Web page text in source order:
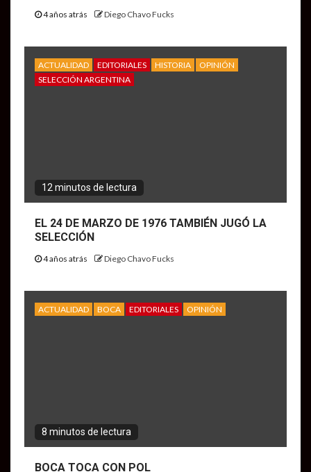
4 años atrás Diego Chavo Fucks
ACTUALIDAD EDITORIALES HISTORIA
OPINIÓN
SELECCIÓN ARGENTINA
12 minutos de lectura
EL 24 DE MARZO DE 1976 TAMBIÉN JUGÓ LA
SELECCIÓN
4 años atrás Diego Chavo Fucks
ACTUALIDAD BOCA EDITORIALES OPINIÓN
8 minutos de lectura
BOCA TOCA CON POL